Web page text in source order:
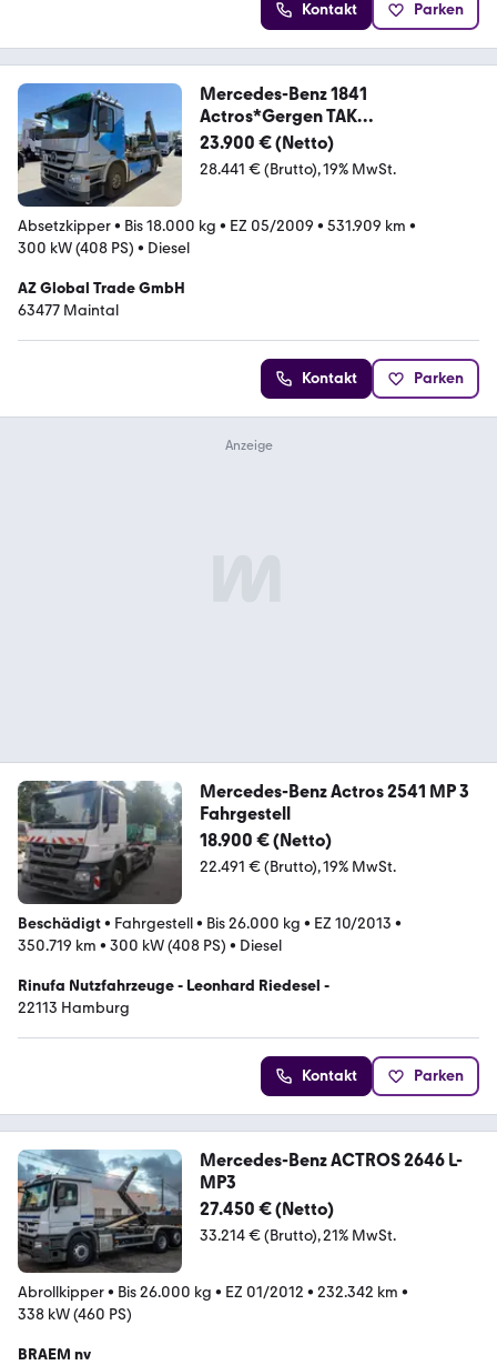
Kontakt Parken
Mercedes-Benz 1841
Actros*Gergen TAK
20*4x2*Klima*MP3*1.Hand*
23.900 € (Netto)
28.441 € (Brutto) 19% MwSt.
Absetzkipper• Bis 18.000 kg • EZ 05/2009 • 531.909 km •
300 kW (408 PS) • Diesel
AZ Global Trade GmbH
63477 Maintal
Kontakt Parken
Mercedes-Benz Actros 2541 MP 3
Fahrgestell
18.900 € (Netto)
22.491 € (Brutto) 19% MwSt.
Beschädigt• Fahrgestell• Bis 26.000 kg • EZ 10/2013 •
350.719 km • 300 kW (408 PS) • Diesel
Rinufa Nutzfahrzeuge - Leonhard Riedesel -
22113 Hamburg
Kontakt Parken
Mercedes-Benz ACTROS 2646 L-
MP3
27.450 € (Netto)
33.214 € (Brutto) 21% MwSt.
Abrollkipper• Bis 26.000 kg • EZ 01/2012 • 232.342 km •
338 kW (460 PS)
BRAEM nv